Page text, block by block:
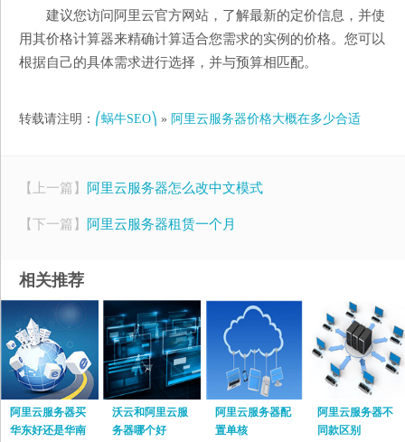
建议您访问阿里云官方网站，了解最新的定价信息，并使
用其价格计算器来精确计算适合您需求的实例的价格。您可以
根据自己的具体需求进行选择，并与预算相匹配。
转载请注明： ⎛蜗牛SEO⎞ » 阿里云服务器价格大概在多少合适
【上一篇】 阿里云服务器怎么改中文模式
【下一篇】 阿里云服务器租赁一个月
相关推荐
阿里云服务器买
华东好还是华南
沃云和阿里云服
务器哪个好
阿里云服务器配
置单核
阿里云服务器不
同款区别